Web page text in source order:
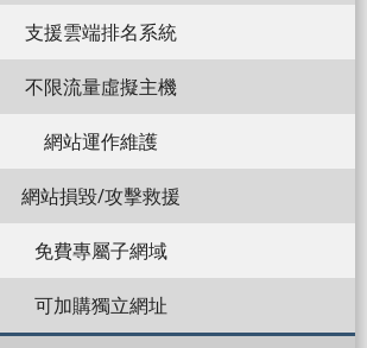
支援雲端排名系統
不限流量虛擬主機
網站運作維護
網站損毀/攻擊救援
免費專屬子網域
可加購獨立網址